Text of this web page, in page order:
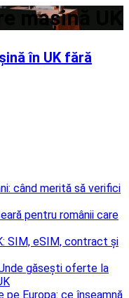
mașină UK
în UK fără
când merită să verifici
pentru românii care
SIM, eSIM, contract și
găsești oferte la
pe Europa: ce înseamnă